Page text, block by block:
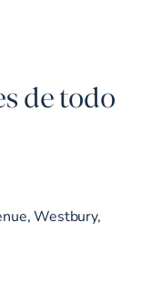
de todo
Westbury,